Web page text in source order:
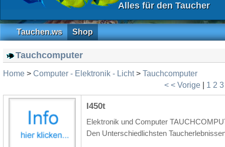
Alles für den Taucher
Tauchen.ws Shop
Tauchcomputer
Home > Computer - Elektronik - Licht> Tauchcomputer
< < Vorige
1 2
I450t
Elektronik und Computer
Den Unterschiedlichsten